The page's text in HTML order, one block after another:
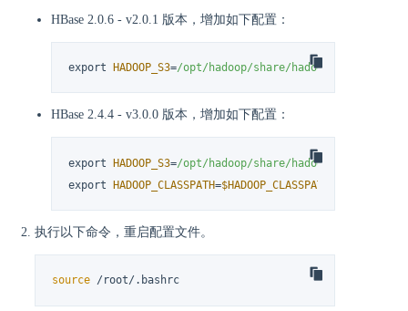
HBase 2.0.6 - v2.0.1 版本，增加如下配置：
export HADOOP_S3=/opt/hadoop/share/hadoop
HBase 2.4.4 - v3.0.0 版本，增加如下配置：
export HADOOP_S3=/opt/hadoop/share/hadoop
export HADOOP_CLASSPATH=$HADOOP_CLASSPATH
执行以下命令，重启配置文件。
source /root/.bashrc